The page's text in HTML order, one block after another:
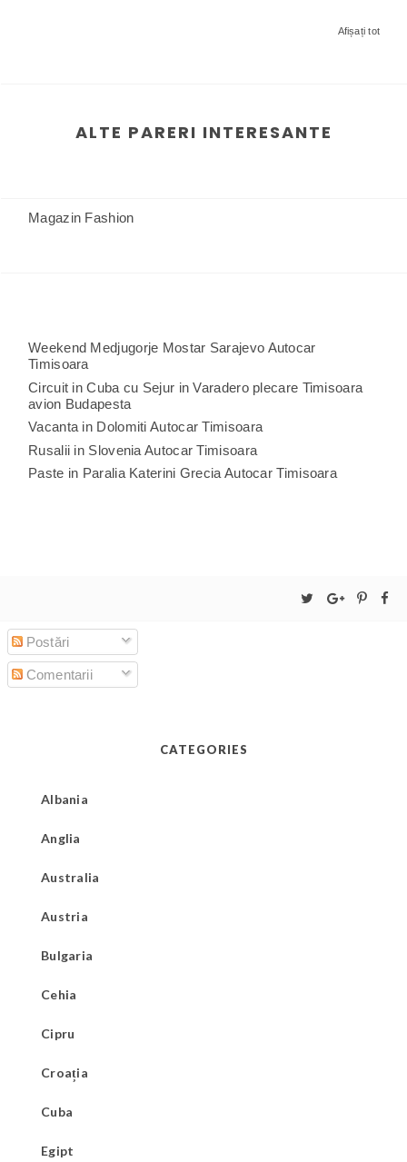
Afișați tot
ALTE PARERI INTERESANTE
Magazin Fashion
Weekend Medjugorje Mostar Sarajevo Autocar
Timisoara
Circuit in Cuba cu Sejur in Varadero plecare Timisoara
avion Budapesta
Vacanta in Dolomiti Autocar Timisoara
Rusalii in Slovenia Autocar Timisoara
Paste in Paralia Katerini Grecia Autocar Timisoara
Postări
Comentarii
CATEGORIES
Albania
Anglia
Australia
Austria
Bulgaria
Cehia
Cipru
Croația
Cuba
Egipt